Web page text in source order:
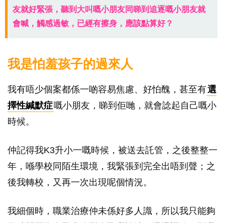
友就好緊張，聽到大叫嘅小朋友同睇到追逐嘅小朋友就
會喊，觸感過敏，已經有擦身，應該點算好？
我是怕羞孩子的過來人
我有唔少個案都係一啲容易焦慮、好怕醜，甚至有選
擇性緘默症嘅小朋友，睇到佢哋，就會諗起自己嘅小
時候。
仲記得我K3升小一嘅時候，被送去託管，之後整整一
年，喺學校同陌生環境，我緊張到完全出唔到聲；之
後我轉校，又再一次出現呢個情況。
我細個時，職業治療仲未係好多人識，所以我只能夠